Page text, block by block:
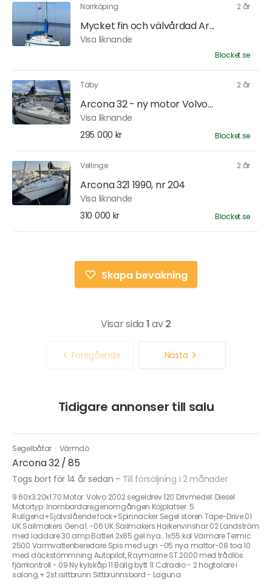
Norrköping 2 år
Mycket fin och välvårdad Ar...
Visa liknande
Blocket.se
Täby 2 år
Arcona 32 - ny motor Volvo...
Visa liknande
295 000 kr
Blocket.se
Vellinge 2 år
Arcona 321 1990, nr 204
Visa liknande
310 000 kr
Blocket.se
Skapa bevakning
Visar sida 1av2
Föregående Nästa
Tidigare annonser till salu
Segelbåtar · Värmdö
Arcona 32 / 85
Togs bort för 14 år sedan - Till försäljning i 2 månader
9.60x3.20x1.70 Motor: Volvo 2002 segeldrev 120 Drivmedel: Diesel
Motortyp: Inombordare,genomgången Kojplatser: 5
Rullgena+Självslående fock+Spinnacker Segel storen Tape-Drive 01
UK.Sailmakers Gena1. -06 UK.Sailmakers Harkenvinshar 02 Landström
med laddare 30.amp Batteri 2x85.gel nya.. 1x55.kol Värmare Termic
2500 Varmvattenberedare Spis med ugn -05 nya mattor-08 toa 10
med däckstömmning Autopilot, Raymarine ST 2000 med trådlös
fjärrkontroll - 09 Ny kylskåp 11 Bällg bytt 11 Cdradio - 2 högtalare i
salong.+ 2st isittbrunn Sittbrunnsbord - Laguna.